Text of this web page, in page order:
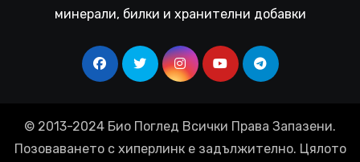
минерали, билки и хранителни добавки
© 2013-2024 Био Поглед Всички Права Запазени.
Позоваването с хиперлинк е задължително. Цялото